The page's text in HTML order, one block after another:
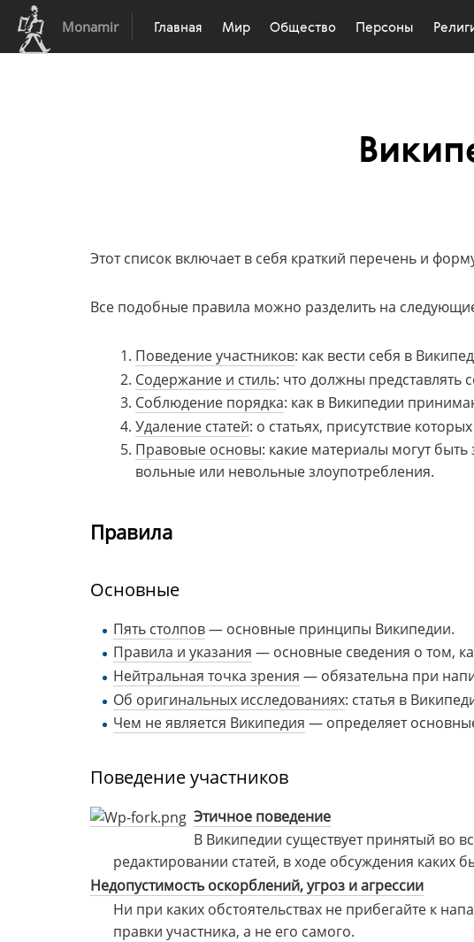
Monamir Главная Мир Общество Персоны
Этот список включает в себя краткий перечень и
Все подобные правила можно разделить на
Поведение участников: как вести себя в
Содержание и стиль: что должны представлять
Соблюдение порядка: как в Википедии
Удаление статей: о статьях, присутствие
Правовые основы: какие материалы могут
вольные или невольные злоупотребления.
Правила
Основные
Пять столпов— основные принципы Википедии.
Правила и указания — основные сведения о том,
Нейтральная точка зрения — обязательна при
Об оригинальных исследованиях: статья в
Чем не является Википедия — определяет
Поведение участников
Этичное поведение
В Википедии существует принятый во
редактировании статей, в ходе обсуждения
Недопустимость оскорблений, угроз и агрессии
Ни при каких обстоятельствах не прибегайте к
правки участника, а не его самого.